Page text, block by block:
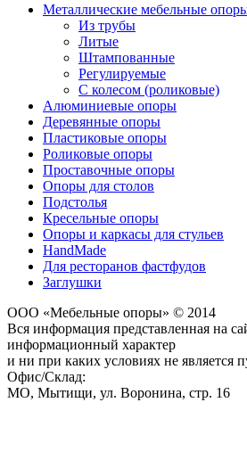
Металлические мебельные
Из трубы
Литые
Штампованные
Регулируемые
С колесом (роликовые)
Алюминиевые опоры
Деревянные опоры
Пластиковые опоры
Роликовые опоры
Проставочные опоры
Опоры для столов
Подстолья
Кресельные опоры
Опоры и каркасы для стульев
HandMade
Для ресторанов фастфудов
Заглушки
ООО «Мебельные опоры» © 2014
Вся информация представленная на
информационный характер
и ни при каких условиях не является
Офис/Склад:
МО, Мытищи, ул. Воронина, стр. 16